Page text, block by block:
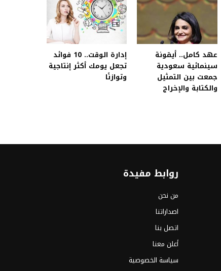
عهد كامل.. أيقونة
سينمائية سعودية
جمعت بين التمثيل
والكتابة والإخراج
إدارة الوقت.. 10 فوائد
تجعل يومك أكثر إنتاجية
وتوازنًا
روابط مفيدة
من نحن
اصداراتنا
اتصل بنا
أعلن معنا
سياسة الخصوصية